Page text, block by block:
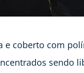
e coberto com
sendo